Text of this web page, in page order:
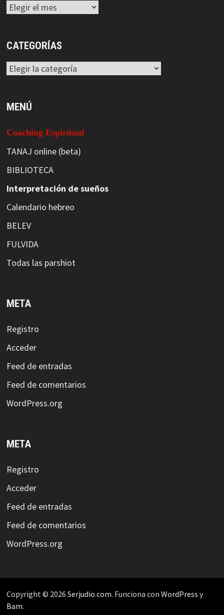
Archivos
CATEGORÍAS
Categorías
MENÚ
Coaching Espiritual
TANAJ online (beta)
BIBLIOTECA
Interpretación de sueños
Calendario hebreo
BELEV
FULVIDA
Todas las parshiot
META
Registro
Acceder
Feed de entradas
Feed de comentarios
WordPress.org
META
Registro
Acceder
Feed de entradas
Feed de comentarios
WordPress.org
Copyright © 2026 Serjudio.com. Funciona con WordPress y
Bam.